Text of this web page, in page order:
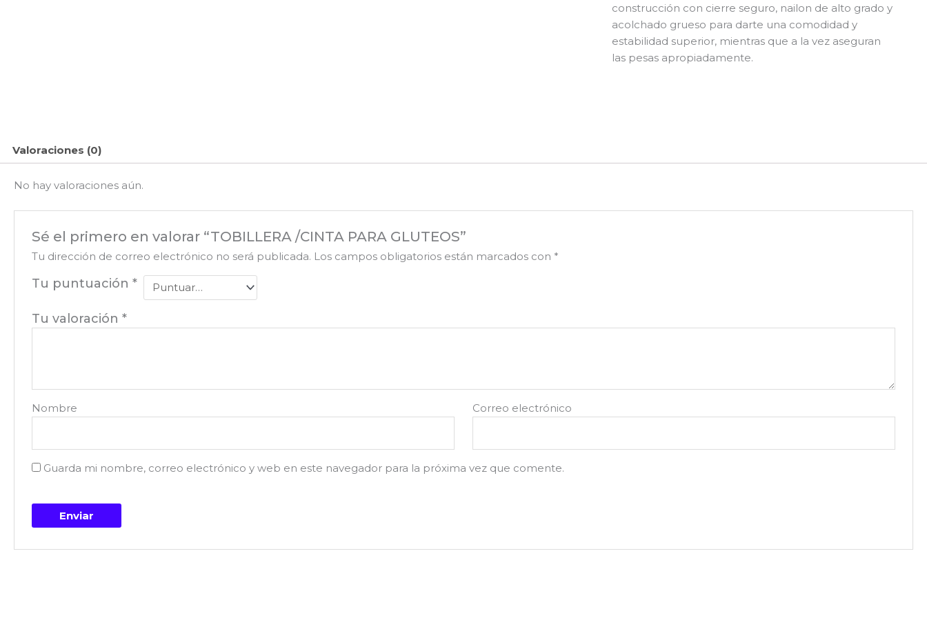
construcción con cierre seguro, nailon de alto grado y
acolchado grueso para darte una comodidad y
estabilidad superior, mientras que a la vez aseguran
las pesas apropiadamente.
Valoraciones (0)
No hay valoraciones aún.
Sé el primero en valorar “TOBILLERA /CINTA PARA GLUTEOS”
Tu dirección de correo electrónico no será publicada. Los campos obligatorios están marcados con *
Tu puntuación*
Tu valoración*
Nombre Correo electrónico
Guarda mi nombre, correo electrónico y web en este navegador para la próxima vez que comente.